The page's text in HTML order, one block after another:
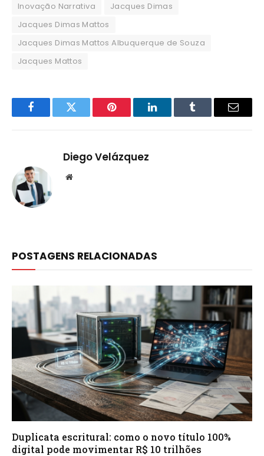
Inovação Narrativa
Jacques Dimas
Jacques Dimas Mattos
Jacques Dimas Mattos Albuquerque de Souza
Jacques Mattos
FacebookTwitter Pinterest LinkedInTumblr Email
Diego Velázquez
Website
POSTAGENS RELACIONADAS
Duplicata escritural: como o novo título 100%
digital pode movimentar R$ 10 trilhões